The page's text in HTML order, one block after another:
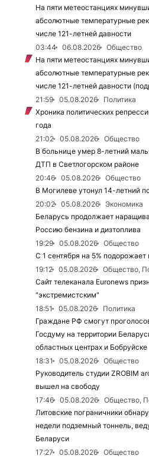
На пяти метеостанциях
абсолютные температурные
числе 121-летней давности
03:44
06.08.2026
Общество
На пяти метеостанциях
абсолютные температурные
числе 121-летней давности
21:59
05.08.2026
Политика
Хроника политических
года
21:02
05.08.2026
Общество
В больнице умер 8-летний
ДТП в Светлогорском районе
20:46
05.08.2026
Общество
В Могилеве утонул 14-летний
20:02
05.08.2026
Экономика
Беларусь продолжает
Россию бензина и дизтоплива
19:29
05.08.2026
Общество
С 1 сентября на 5%
19:12
05.08.2026
Общество,
Сайт телеканала Euronews
"экстремистским"
18:51
05.08.2026
Политика
Граждане РФ смогут
Госдуму на территории
областных центрах и Бобруйске
18:31
05.08.2026
Общество
Руководитель студии ZROBIM
вышел на свободу
17:46
05.08.2026
Общество,
Литовские пограничники
недели подземный тоннель,
Беларуси
17:27
05.08.2026
Общество